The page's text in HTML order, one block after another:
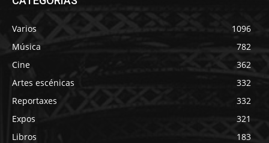
Varios
1096
Música
782
Cine
362
Artes escénicas
332
Reportaxes
332
Expos
321
Libros
183